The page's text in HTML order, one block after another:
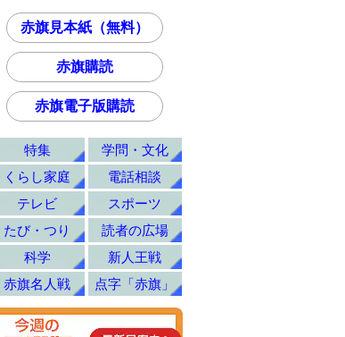
赤旗見本紙（無料）
赤旗購読
赤旗電子版購読
特集
学問・文化
くらし家庭
電話相談
テレビ
スポーツ
たび・つり
読者の広場
科学
新人王戦
赤旗名人戦
点字「赤旗」